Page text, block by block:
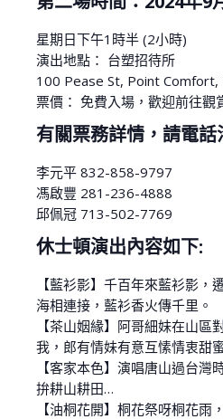
星期日下午1時半 (2小時)
演出地點： 台塑招待所
100 Pease St, Point Comfort,
票價： 免費入場，歡迎前往觀
有關票務詳情，請電話
李元平 832-858-9797
馮啟豐 281-236-4888
邱佩冠 713-502-7769
休士頓演出內容如下:
【藍衫影】千百年來藍衫影，
海相連接，藍衫香火傳千里。
【茶山姻緣】阿哥細妹在山區
我，郎有情妹有意互愫情衷甜
【客家本色】演唱唐山過台灣
拚耕山耕田…
【油桐花開】桐花祭呀桐花雨